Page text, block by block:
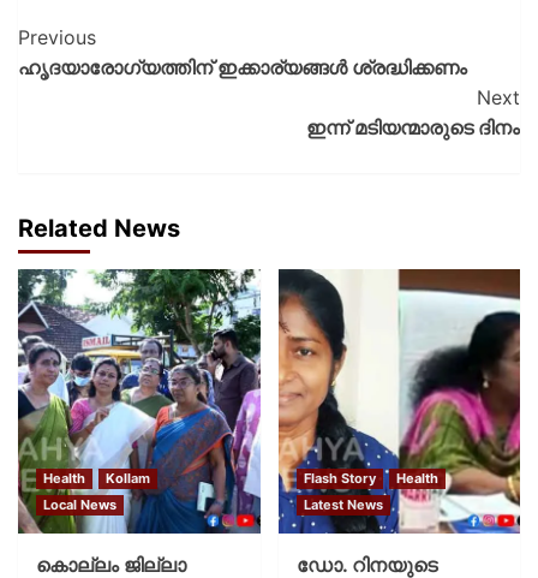
Previous
ഹൃദയാരോഗ്യത്തിന് ഇക്കാര്യങ്ങൾ ശ്രദ്ധിക്കണം
Next
ഇന്ന് മടിയന്മാരുടെ ദിനം
Related News
Health
Kollam
Local News
കൊല്ലം ജില്ലാ
Flash Story
Health
Latest News
ഡോ. റിനയുടെ